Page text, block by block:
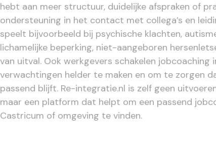
hebt aan meer structuur, duidelijke afspraken of
ondersteuning in het contact met collega’s en
speelt bijvoorbeeld bij psychische klachten,
lichamelijke beperking, niet-aangeboren
van uitval. Ook werkgevers schakelen jobcoaching
verwachtingen helder te maken en om te zorgen
passend blijft. Re-integratie.nl is zelf geen
maar een platform dat helpt om een passend
Castricum of omgeving te vinden.